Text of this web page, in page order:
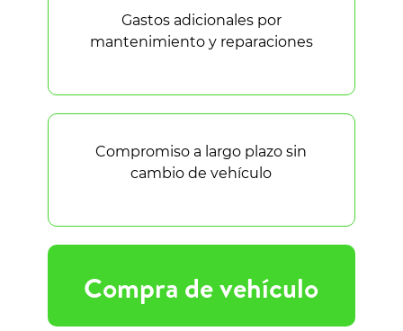
Compra de vehículo
Gastos adicionales por
mantenimiento y reparaciones
Compromiso a largo plazo sin
cambio de vehículo